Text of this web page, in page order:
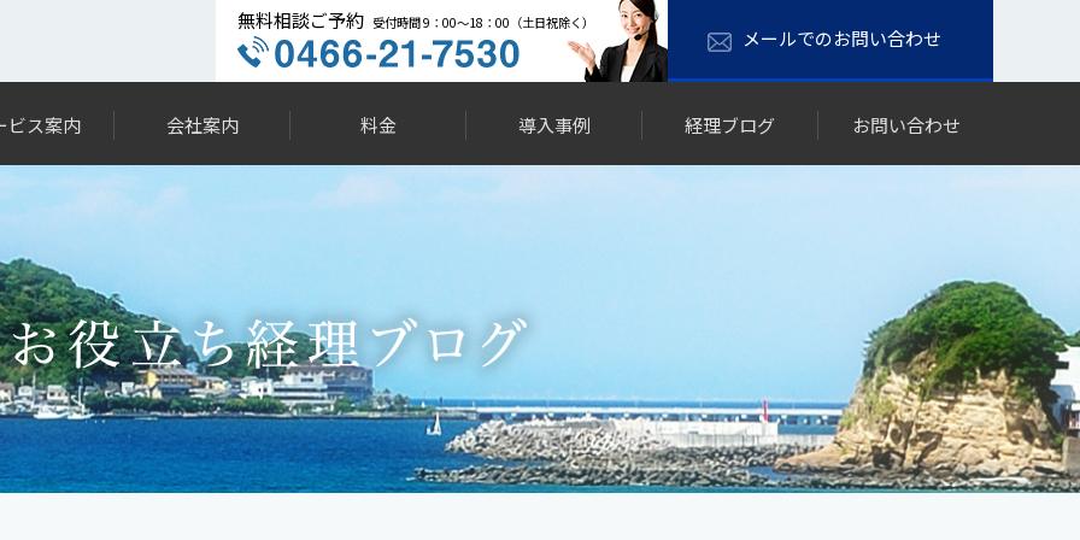
無料相談ご予約 受付時間 9：00～18：00（土日祝除く）
メールでのお問い合わせ
ビス案内 会社案内 料金 導入事例 経理ブログ お問い合わせ